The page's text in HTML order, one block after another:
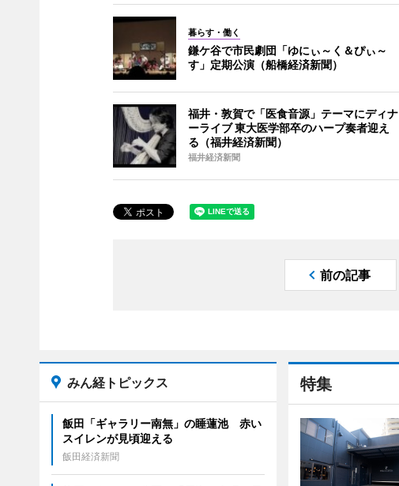
暮らす・働く
鎌ケ谷で市民劇団「ゆにぃ～く＆ぴぃ～
す」定期公演（船橋経済新聞）
福井・敦賀で「医食音源」テーマにディナ
ーライブ 東大医学部卒のハープ奏者迎え
る（福井経済新聞）
福井経済新聞
前の記事
特集
みん経トピックス
飯田「ギャラリー南無」の睡蓮池 赤い
スイレンが見頃迎える
飯田経済新聞